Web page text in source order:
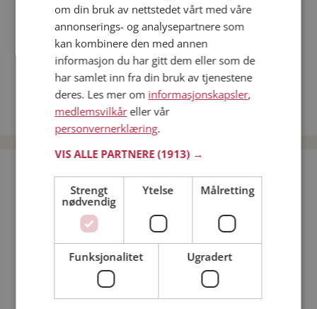
Fler single
Flere singlekvinner fra Skien :Grete,Thura,Ida
Menn fra Skien
Date kvinner i Norge
Date menn i Norge
Bli medlem gratis!
Jeg er en: Mann Kvinne
Min alder:
om din bruk av nettstedet vårt med våre
annonserings- og analysepartnere som
kan kombinere den med annen
informasjon du har gitt dem eller som de
har samlet inn fra din bruk av tjenestene
deres. Les mer om informasjonskapsler,
medlemsvilkåreller vår
personvernerklæring.
VIS ALLE PARTNERE(1913) →
Strengt
nødvendig
Ytelse Målretting
Funksjonalitet Ugradert